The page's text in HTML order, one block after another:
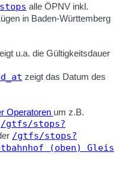
alle ÖPNV inkl.
in Baden-Württemberg
u.a. die Gültigkeitsdauer
zeigt das Datum des
Operatoren um z.B.
/gtfs/stops?
/gtfs/stops?
(oben) Gleis